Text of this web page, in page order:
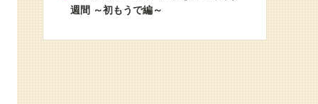
週間 ～初もうで編～